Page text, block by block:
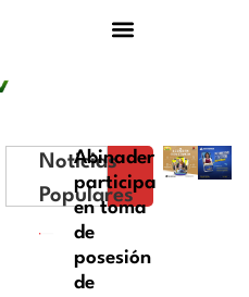
Noticias
Populares
Abinader
participa
en toma
de
posesión
de